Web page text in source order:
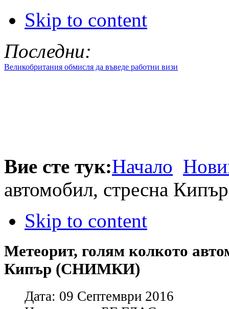
Skip to content
Последни:
Великобритания обмисля да въведе работни визи
Вие сте тук:Начало
автомобил, стресна
Skip to content
Метеорит, голям колкото
Кипър (СНИМКИ)
Дата: 09 Септември 2016